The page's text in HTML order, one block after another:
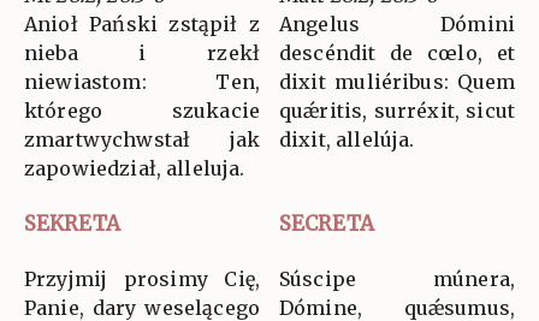
Anioł Pański zstąpił z
nieba i rzekł
niewiastom: Ten,
którego szukacie
zmartwychwstał jak
zapowiedział, alleluja.
Angelus Dómini
descéndit de cœlo, et
dixit muliéribus: Quem
quǽritis, surréxit, sicut
dixit, allelúja.
SEKRETA SECRETA
Przyjmij prosimy Cię,
Panie, dary weselącego
Súscipe múnera,
Dómine, quǽsumus,